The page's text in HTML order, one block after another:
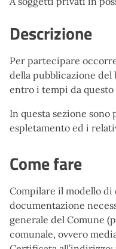
Descrizione
Per partecipare
della pubblicazione del
entro i tempi da
In questa sezione
espletamento ed i
Come fare
Compilare il modello di
documentazione
generale del Comune
comunale, ovvero